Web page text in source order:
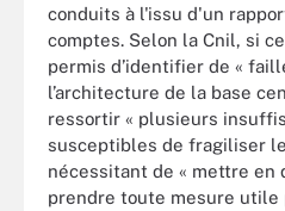
conduits à l'issu d'un
comptes. Selon la Cnil, si
permis d’identifier de «
l’architecture de la base
ressortir « plusieurs
susceptibles de fragiliser
nécessitant de « mettre en
prendre toute mesure utile